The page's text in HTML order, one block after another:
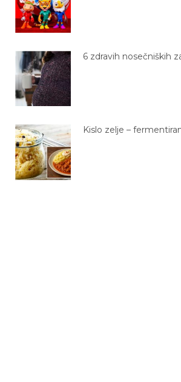
6 zdravih nosečniških
Kislo zelje –